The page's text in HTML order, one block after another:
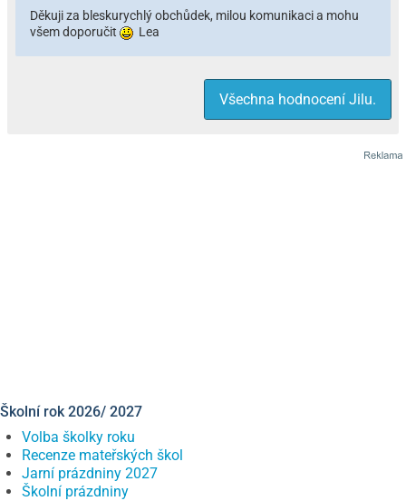
Děkuji za bleskurychlý obchůdek, milou komunikaci a mohu
všem doporučit
Lea
Všechna hodnocení Jilu.
Školní rok 2026/ 2027
Volba školky roku
Recenze mateřských škol
Jarní prázdniny 2027
Školní prázdniny